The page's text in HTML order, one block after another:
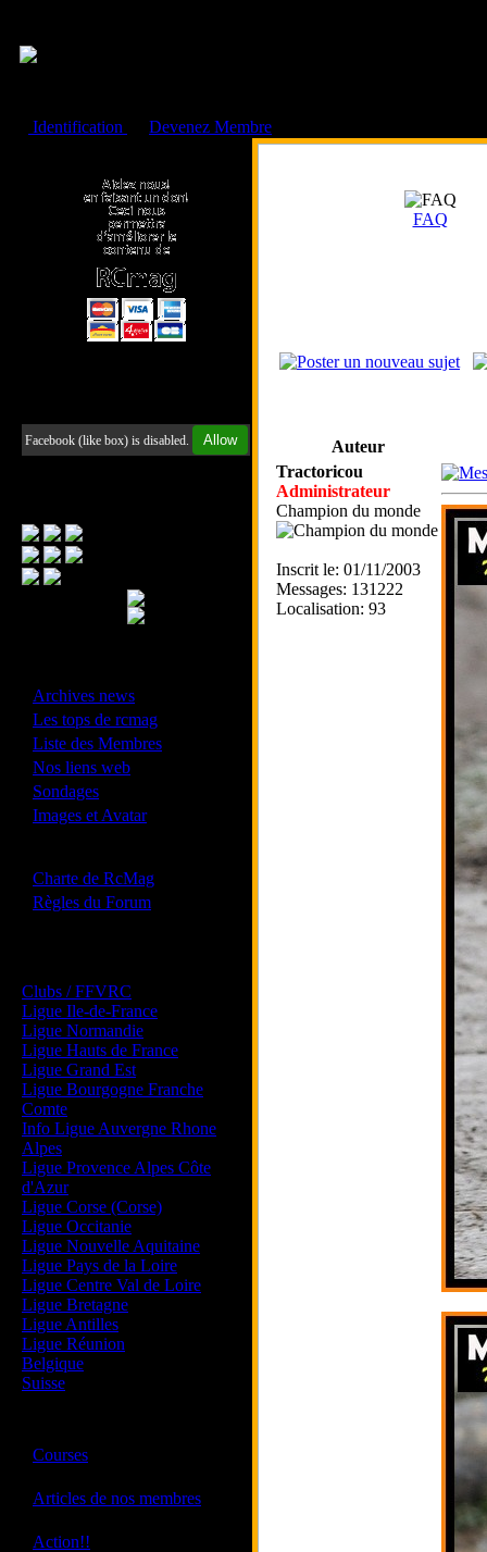
Identification
Devenez Membre
Facebook (like box) is disabled. Allow
Archives news
Les tops de rcmag
Liste des Membres
Nos liens web
Sondages
Images et Avatar
Charte de RcMag
Règles du Forum
Clubs / FFVRC
Ligue Ile-de-France
Ligue Normandie
Ligue Hauts de France
Ligue Grand Est
Ligue Bourgogne Franche
Comte
Info Ligue Auvergne Rhone
Alpes
Ligue Provence Alpes Côte
d'Azur
Ligue Corse (Corse)
Ligue Occitanie
Ligue Nouvelle Aquitaine
Ligue Pays de la Loire
Ligue Centre Val de Loire
Ligue Bretagne
Ligue Antilles
Ligue Réunion
Belgique
Suisse
Courses
Articles de nos membres
Action!!
FAQ
Auteur
Tractoricou
Administrateur
Champion du monde
Inscrit le: 01/11/2003
Messages: 131222
Localisation: 93